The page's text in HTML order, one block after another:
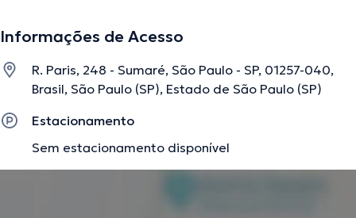
Informações de Acesso
R. Paris, 248 - Sumaré, São Paulo - SP, 01257-040,
Brasil, São Paulo (SP), Estado de São Paulo (SP)
Estacionamento
Sem estacionamento disponível